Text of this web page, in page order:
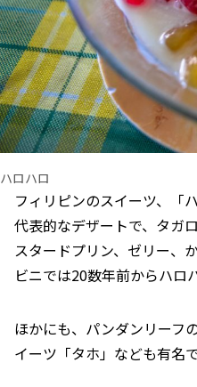
ハロハロ
フィリピンのスイーツ、「
代表的なデザートで、タガ
スタードプリン、ゼリー、
ビニでは20数年前からハロ
ほかにも、パンダンリーフ
イーツ「タホ」なども有名で